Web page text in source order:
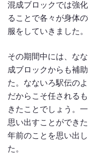
混成ブロックでは強
ることで各々が身体
服をしていきました。
その期間中には、な
成ブロックからも補
た。なないろ駅伝の
だからこそ任される
きたことでしょう。
思い出すことができ
年前のことを思い出
た。